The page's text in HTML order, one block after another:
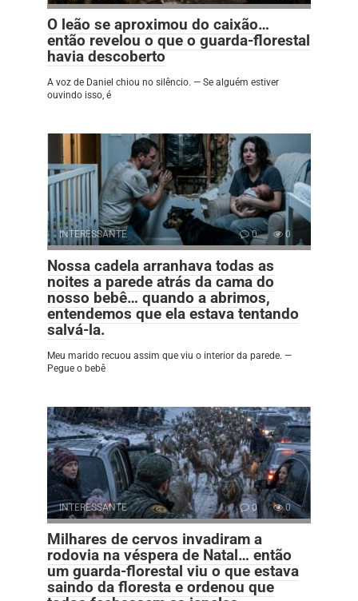
O leão se aproximou do caixão…
então revelou o que o guarda-florestal
havia descoberto
A voz de Daniel chiou no silêncio. — Se alguém estiver
ouvindo isso, é
INTERESSANTE 0 0
Nossa cadela arranhava todas as
noites a parede atrás da cama do
nosso bebê… quando a abrimos,
entendemos que ela estava tentando
salvá-la.
Meu marido recuou assim que viu o interior da parede. —
Pegue o bebê
INTERESSANTE 0 0
Milhares de cervos invadiram a
rodovia na véspera de Natal… então
um guarda-florestal viu o que estava
saindo da floresta e ordenou que